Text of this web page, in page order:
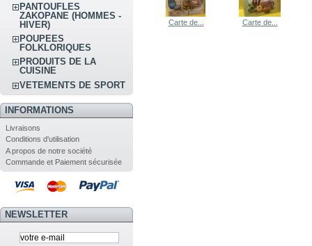
PANTOUFLES
ZAKOPANE (HOMMES -
HIVER)
POUPEES
FOLKLORIQUES
PRODUITS DE LA
CUISINE
VETEMENTS DE SPORT
INFORMATIONS
Livraisons
Conditions d'utilisation
A propos de notre société
Commande et Paiement sécurisée
NEWSLETTER
Carte de... Carte de...